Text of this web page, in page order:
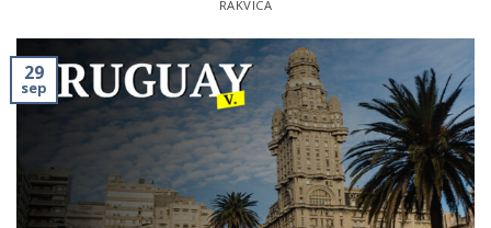
RAKVICA
29
sep